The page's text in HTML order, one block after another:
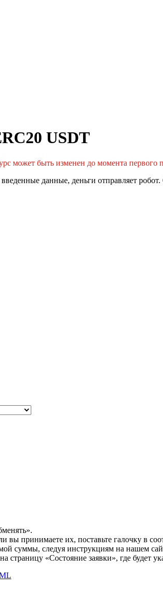
USDT
может быть изменен до момента
данные, деньги отправляет
вы принимаете их, поставьте галочку в
суммы, следуя инструкциям на нашем
«Состояние заявки», где будет